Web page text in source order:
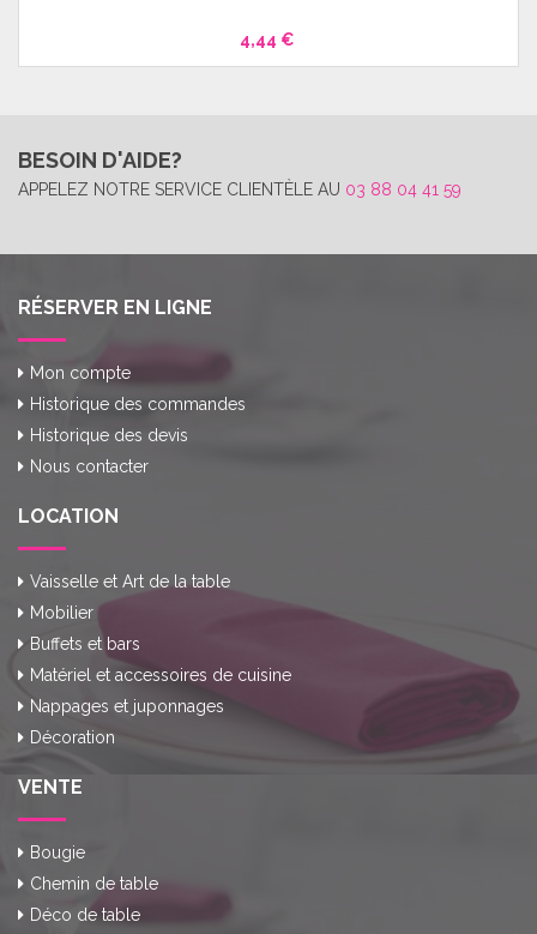
4,44 €
BESOIN D'AIDE?
APPELEZ NOTRE SERVICE CLIENTÈLE AU 03 88 04 41 59
RÉSERVER EN LIGNE
Mon compte
Historique des commandes
Historique des devis
Nous contacter
LOCATION
Vaisselle et Art de la table
Mobilier
Buffets et bars
Matériel et accessoires de cuisine
Nappages et juponnages
Décoration
VENTE
Bougie
Chemin de table
Déco de table